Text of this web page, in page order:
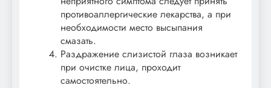
противоаллергические лекарства, а при
необходимости место высыпания
смазать.
Раздражение слизистой глаза возникает
при очистке лица, проходит
самостоятельно.